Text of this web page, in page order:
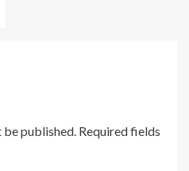
be published. Required fields